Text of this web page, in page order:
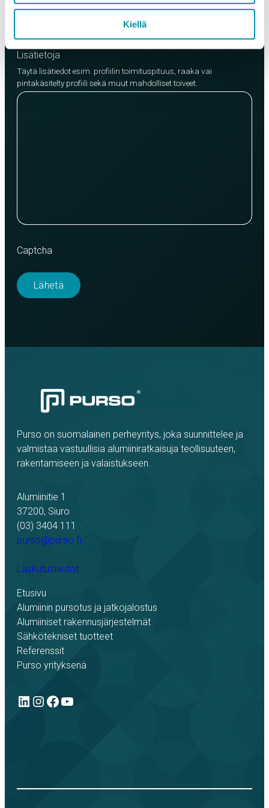
Kiellä
Lisää tuote
Lisätietoja
Täytä lisätiedot esim. profiilin toimituspituus, raaka vai
pintakäsitelty profiili sekä muut mahdolliset toiveet.
Captcha
Purso on suomalainen perheyritys, joka suunnittelee ja
valmistaa vastuullisia alumiiniratkaisuja teollisuuteen,
rakentamiseen ja valaistukseen.
Alumiinitie 1
37200, Siuro
(03) 3404 111
purso@purso.fi
Laskutustiedot
Etusivu
Alumiinin pursotus ja jatkojalostus
Alumiiniset rakennusjärjestelmät
Sähkötekniset tuotteet
Referenssit
Purso yrityksenä
LinkedIn
Instagram
Facebook
YouTube